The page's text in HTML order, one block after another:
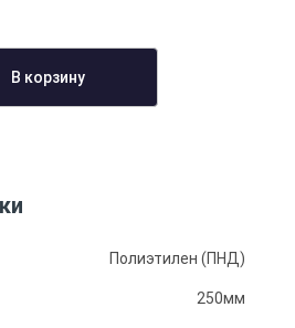
В корзину
Полиэтилен (ПНД)
250мм